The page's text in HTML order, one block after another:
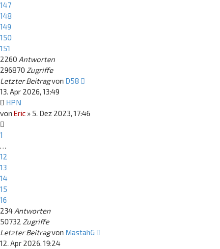
147
148
149
150
151
2260 Antworten
296870 Zugriffe
Letzter Beitragvon D58
13. Apr 2026, 13:49
HPN
von Eric » 5. Dez 2023, 17:46
1
…
12
13
14
15
16
234 Antworten
50732 Zugriffe
Letzter Beitragvon MastahG
12. Apr 2026, 19:24